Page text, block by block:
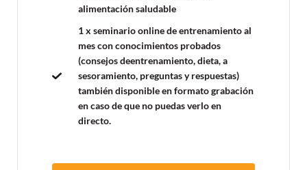
alimentación saludable
1 x seminario onlinede entrenamiento al
mes con conocimientos probados
(consejos deentrenamiento, dieta, a
sesoramiento, preguntas y respuestas)
también disponible en formato grabación
en caso de que no puedas verlo en
directo.